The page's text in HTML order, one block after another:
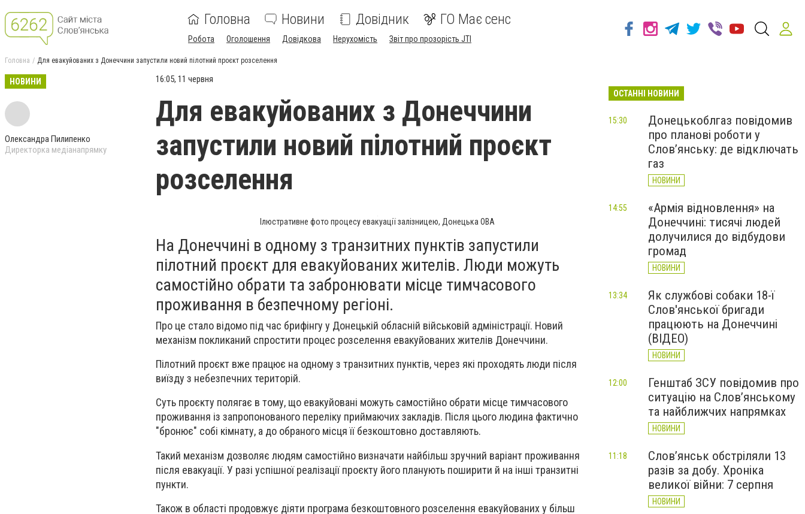
Головна Новини Довідник ГО Має сенс
Робота Оголошення Довідкова Нерухомість Звіт про прозорість JTI
Головна Для евакуйованих з Донеччини запустили новий пілотний проєкт розселення
НОВИНИ
Олександра Пилипенко
Директорка медіанапрямку
16:05, 11 червня
Для евакуйованих з Донеччини
запустили новий пілотний проєкт
розселення
Ілюстративне фото процесу евакуації залізницею, Донецька ОВА
На Донеччині в одному з транзитних пунктів запустили
пілотний проєкт для евакуйованих жителів. Люди можуть
самостійно обрати та забронювати місце тимчасового
проживання в безпечному регіоні.
Про це стало відомо під час брифінгу у Донецькій обласній військовій адміністрації. Новий
механізм покликаний спростити процес розселення евакуйованих жителів Донеччини.
Пілотний проєкт вже працює на одному з транзитних пунктів, через які проходять люди після
виїзду з небезпечних територій.
Суть проєкту полягає в тому, що евакуйовані можуть самостійно обрати місце тимчасового
проживання із запропонованого переліку приймаючих закладів. Після цього людина фактично
"бронює" собі кімнату, а до обраного місця її безкоштовно доставляють.
Такий механізм дозволяє людям самостійно визначати найбільш зручний варіант проживання
після евакуації. У разі успішної реалізації проєкту його планують поширити й на інші транзитні
пункти.
Також в області продовжує діяти програма безкоштовного розселення евакуйованих у більш
ОСТАННІ НОВИНИ
Донецькоблгаз повідомив
про планові роботи у
Слов’янську: де відключать
газ
НОВИНИ
15:30
«Армія відновлення» на
Донеччині: тисячі людей
долучилися до відбудови
громад
НОВИНИ
14:55
Як службові собаки 18-ї
Слов'янської бригади
працюють на Донеччині
(ВІДЕО)
НОВИНИ
13:34
Генштаб ЗСУ повідомив про
ситуацію на Слов’янському
та найближчих напрямках
НОВИНИ
12:00
Слов’янськ обстріляли 13
разів за добу. Хроніка
великої війни: 7 серпня
НОВИНИ
11:18